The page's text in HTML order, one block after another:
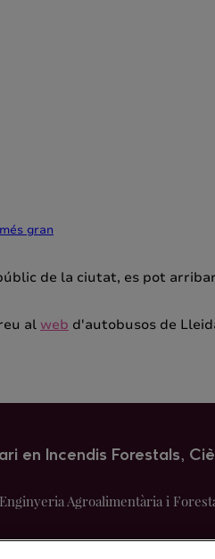
gran
de la ciutat, es pot
al web d'autobusos de
en Incendis Forestals,
Agroalimentària i